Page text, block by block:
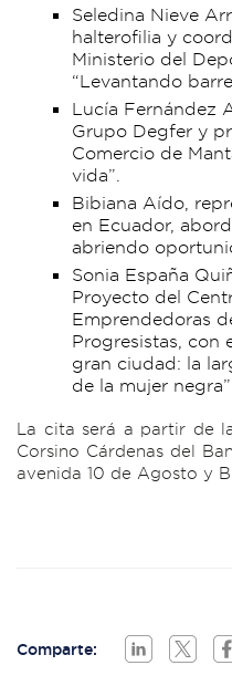
Seledina Nieve
halterofilia y
Ministerio del
“Levantando
Lucía Fernández
Grupo Degfer y
Comercio de
vida”.
Bibiana Aído,
en Ecuador,
abriendo
Sonia España
Proyecto del
Emprendedoras
Progresistas, con
gran ciudad: la
de la mujer
La cita será a partir de
Corsino Cárdenas del
avenida 10 de Agosto y
Comparte: